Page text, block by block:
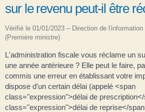
sur le revenu peut-il être
Vérifié le 01/01/2023 – Direction de
(Première ministre)
L'administration fiscale vous réclame un
une année antérieure ? Elle peut le faire,
commis une erreur en établissant votre
dispose d'un certain délai (appelé <span
class="expression">délai de
class="expression">délai de reprise</